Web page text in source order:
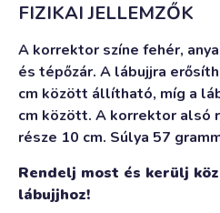
FIZIKAI JELLEMZŐK
A korrektor színe fehér,
és tépőzár. A lábujjra
cm között állítható, míg a
cm között. A korrektor alsó
része 10 cm. Súlya 57
Rendelj most és kerülj
lábujjhoz!